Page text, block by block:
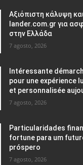
Αξιόπιστη κάλυψη
lander.com.gr για
στην Ελλάδα
7 agosto, 2026
Intéressante
pour une expérience
et personnalisée
7 agosto, 2026
Particularidades
fortune para um
próspero
7 agosto, 2026